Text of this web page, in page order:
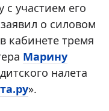
с участием его
о силовом
в кабинете тремя
Марину
налета
».